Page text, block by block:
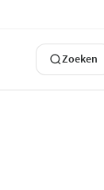
Zoeken